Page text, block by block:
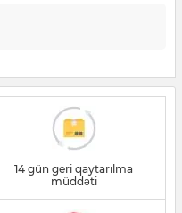
14 gün geri qaytarılma
müddəti